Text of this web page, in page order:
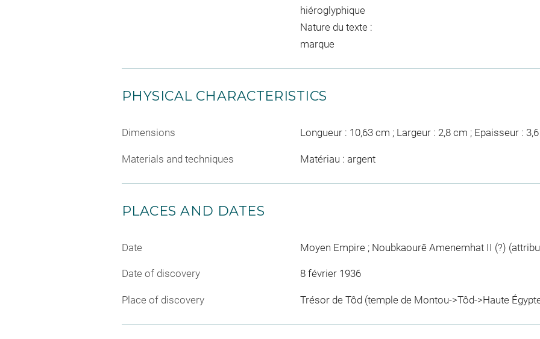
hiéroglyphique
Nature du texte :
marque
PHYSICAL CHARACTERISTICS
Dimensions Longueur : 10,63 cm ; Largeur : 2,8 cm ; Epaisseur :
Materials and techniques Matériau : argent
PLACES AND DATES
Date Moyen Empire ; Noubkaourê Amenemhat II (?)
Date of discovery 8 février 1936
Place of discovery Trésor de Tôd (temple de Montou->Tôd->Haute